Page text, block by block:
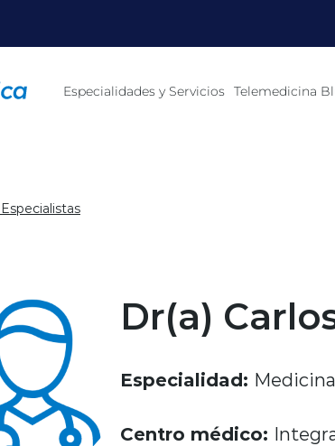
Especialidades y Servicios Telemedicina
Dr(a)
Especialidad:
Centro médico: